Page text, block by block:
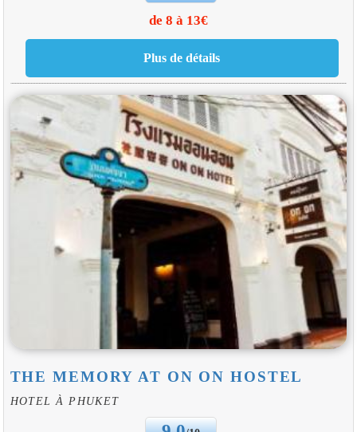
de 8 à 13€
THE MEMORY AT ON ON HOSTEL
HOTEL À PHUKET